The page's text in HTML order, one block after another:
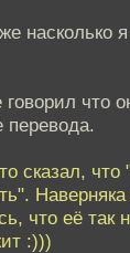
насколько
говорил что
перевода.
сказал, что
Наверняка
что её так
:)))